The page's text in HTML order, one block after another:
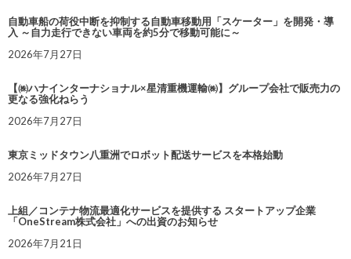
自動車船の荷役中断を抑制する自動車移動用「スケーター」を開発・導
入 ～自力走行できない車両を約5分で移動可能に～
2026年7月27日
【㈱ハナインターナショナル×星清重機運輸㈱】グループ会社で販売力の
更なる強化ねらう
2026年7月27日
東京ミッドタウン八重洲でロボット配送サービスを本格始動
2026年7月27日
上組／コンテナ物流最適化サービスを提供する スタートアップ企業
「OneStream株式会社」への出資のお知らせ
2026年7月21日